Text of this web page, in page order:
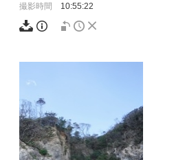
撮影時間
10:55:22